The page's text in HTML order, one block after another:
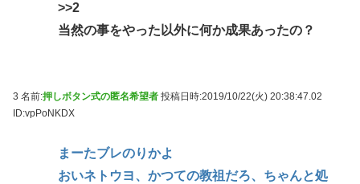
>>2
当然の事をやった以外に何か成果あったの？
3 名前:押しボタン式の匿名希望者 投稿日時:2019/10/22(火) 20:38:47.02
ID:vpPoNKDX
まーたブレのりかよ
おいネトウヨ、かつての教祖だろ、ちゃんと処